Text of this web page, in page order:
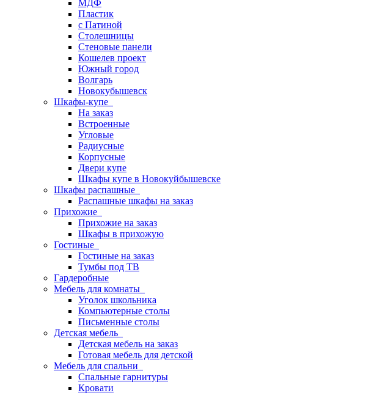
МДФ
Пластик
с Патиной
Столешницы
Стеновые панели
Кошелев проект
Южный город
Волгарь
Новокубышевск
Шкафы-купе
На заказ
Встроенные
Угловые
Радиусные
Корпусные
Двери купе
Шкафы купе в Новокуйбышевске
Шкафы распашные
Распашные шкафы на заказ
Прихожие
Прихожие на заказ
Шкафы в прихожую
Гостиные
Гостиные на заказ
Тумбы под ТВ
Гардеробные
Мебель для комнаты
Уголок школьника
Компьютерные столы
Письменные столы
Детская мебель
Детская мебель на заказ
Готовая мебель для детской
Мебель для спальни
Спальные гарнитуры
Кровати